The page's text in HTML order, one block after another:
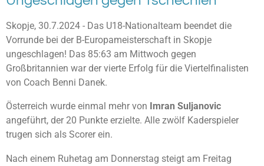
Skopje, 30.7.2024 - Das U18-Nationalteam beendet die
Vorrunde bei der B-Europameisterschaft in Skopje
ungeschlagen! Das 85:63 am Mittwoch gegen
Großbritannien war der vierte Erfolg für die Viertelfinalisten
von Coach Benni Danek.
Österreich wurde einmal mehr von Imran Suljanovic
angeführt, der 20 Punkte erzielte. Alle zwölf Kaderspieler
trugen sich als Scorer ein.
Nach einem Ruhetag am Donnerstag steigt am Freitag